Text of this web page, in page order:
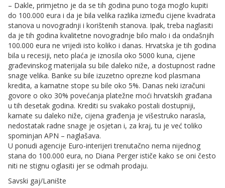
– Dakle, primjetno je da se tih godina puno toga moglo kupiti
do 100.000 eura i da je bila velika razlika između cijene kvadrata
stanova u novogradnji i korištenih stanova. Ipak, treba naglasiti
da je tih godina kvalitetne novogradnje bilo malo i da ondašnjih
100.000 eura ne vrijedi isto koliko i danas. Hrvatska je tih godina
bila u recesiji, neto plaća je iznosila oko 5000 kuna, cijene
građevinskog materijala su bile daleko niže, a dostupnost radne
snage velika. Banke su bile izuzetno oprezne kod plasmana
kredita, a kamatne stope su bile oko 5%. Danas neki izračuni
govore o oko 30% povećanja platežne moći hrvatskih građana
u tih desetak godina. Krediti su svakako postali dostupniji,
kamate su daleko niže, cijena građenja je višestruko narasla,
nedostatak radne snage je osjetan i, za kraj, tu je već toliko
spominjan APN – naglašava.
U ponudi agencije Euro-interijeri trenutačno nema nijednog
stana do 100.000 eura, no Diana Perger ističe kako se oni često
niti ne stignu oglasiti jer se odmah prodaju.
Savski gaj/Lanište